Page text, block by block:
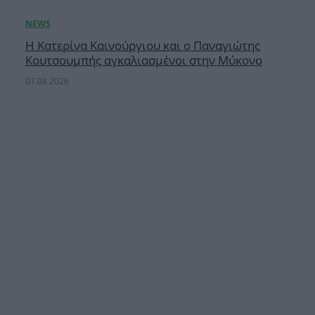
Η Κατερίνα Καινούργιου και ο Παναγιώτης
Κουτσουμπής αγκαλιασμένοι στην Μύκονο
07.08.2026